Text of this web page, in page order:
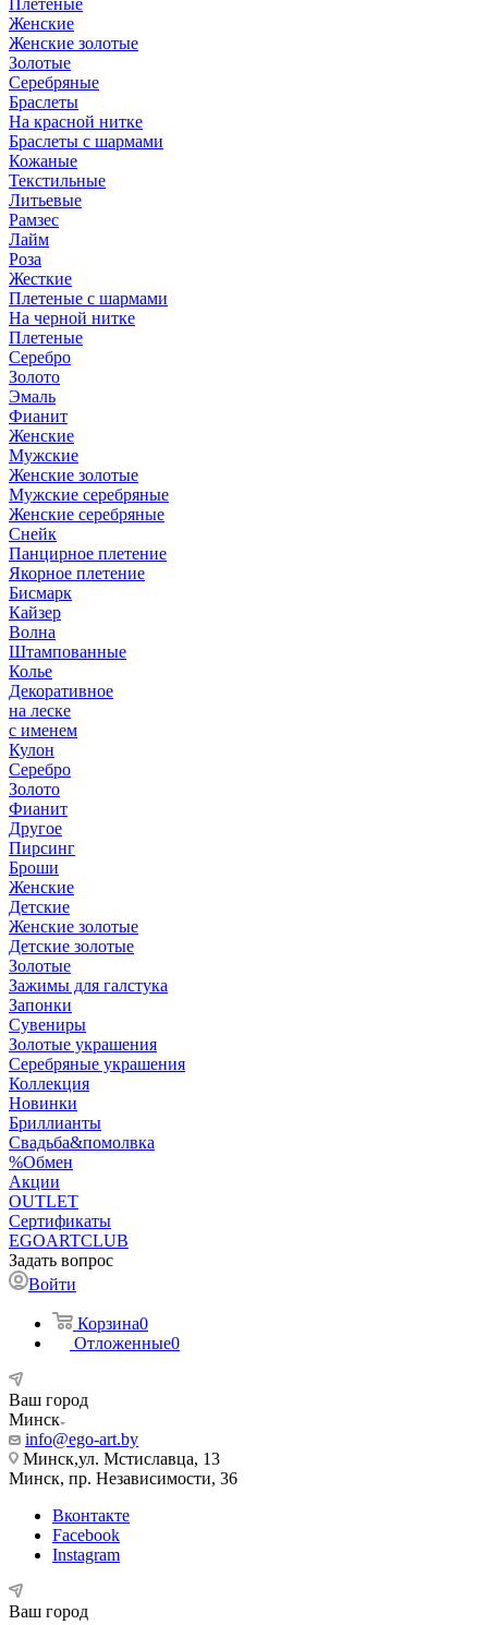
Плетеные
Женские
Женские золотые
Золотые
Серебряные
Браслеты
На красной нитке
Браслеты с шармами
Кожаные
Текстильные
Литьевые
Рамзес
Лайм
Роза
Жесткие
Плетеные с шармами
На черной нитке
Плетеные
Серебро
Золото
Эмаль
Фианит
Женские
Мужские
Женские золотые
Мужские серебряные
Женские серебряные
Снейк
Панцирное плетение
Якорное плетение
Бисмарк
Кайзер
Волна
Штампованные
Колье
Декоративное
на леске
с именем
Кулон
Серебро
Золото
Фианит
Другое
Пирсинг
Броши
Женские
Детские
Женские золотые
Детские золотые
Золотые
Зажимы для галстука
Запонки
Сувениры
Золотые украшения
Серебряные украшения
Коллекция
Новинки
Бриллианты
Свадьба&помолвка
%Обмен
Акции
OUTLET
Сертификаты
EGOARTCLUB
Задать вопрос
Войти
Корзина0
Отложенные0
Ваш город
Минск
info@ego-art.by
Минск,ул. Мстиславца, 13
Минск, пр. Независимости, 36
Вконтакте
Facebook
Instagram
Ваш город